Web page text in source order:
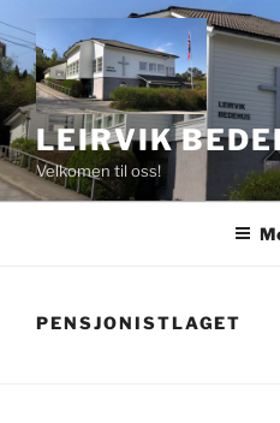
til
innhold
LEIRVIK
Velkomen til oss!
PENSJONISTLAGET